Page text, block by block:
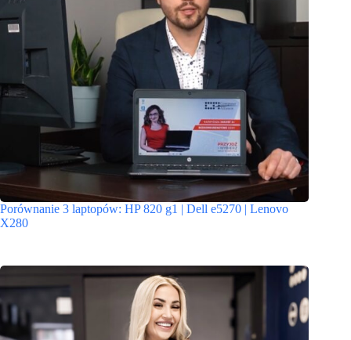
Porównanie 3 laptopów: HP 820 g1 | Dell e5270 | Lenovo
X280